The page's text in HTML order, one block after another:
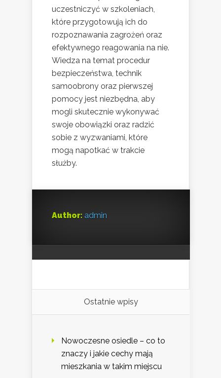
uczestniczyć w szkoleniach,
które przygotowują ich do
rozpoznawania zagrożeń oraz
efektywnego reagowania na nie.
Wiedza na temat procedur
bezpieczeństwa, technik
samoobrony oraz pierwszej
pomocy jest niezbędna, aby
mogli skutecznie wykonywać
swoje obowiązki oraz radzić
sobie z wyzwaniami, które
mogą napotkać w trakcie
służby.
Author: admin
Ostatnie wpisy
Nowoczesne osiedle – co to
znaczy i jakie cechy mają
mieszkania w takim miejscu